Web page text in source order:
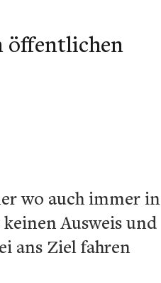
öffentlichen
wo auch immer in
Ausweis und
ans Ziel fahren